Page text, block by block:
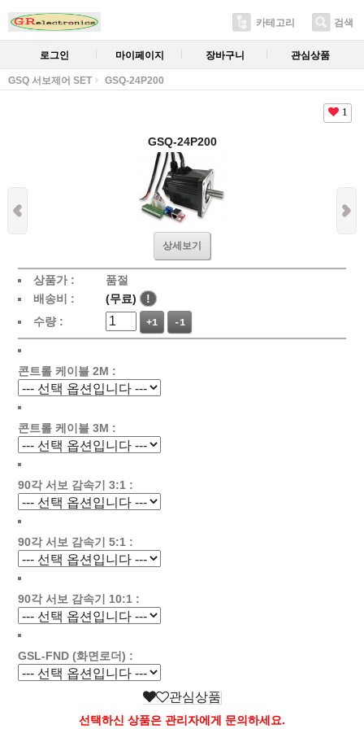
카테고리 검색
로그인 마이페이지 장바구니 관심상품
GSQ 서보제어 SET GSQ-24P200
1
GSQ-24P200
상세보기
상품가 :
품절
배송비 :
(무료)
!
수량 :
+1 -1
콘트롤 케이블 2M :
콘트롤 케이블 3M :
90각 서보 감속기 3:1 :
90각 서보 감속기 5:1 :
90각 서보 감속기 10:1 :
GSL-FND (화면로더) :
관심상품
선택하신 상품은 관리자에게 문의하세요.